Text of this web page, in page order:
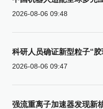
2026-08-06 09:48
科研人员确证新型粒子“
2026-08-06 09:47
强流重离子加速器发现新